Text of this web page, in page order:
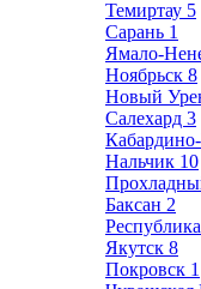
Темиртау 5
Сарань 1
Ямало-
Ноябрьск 8
Новый
Салехард 3
Нальчик 10
Баксан 2
Якутск 8
Покровск 1